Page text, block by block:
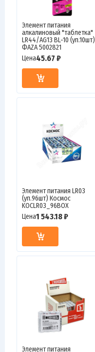
Элемент питания
алкалиновый "таблетка"
LR44/AG13 BL-10 (уп.10шт)
ФАZА 5002821
Цена45.67 ₽
Элемент питания LR03
(уп.96шт) Космос
KOCLR03_96BOX
Цена1 543.18 ₽
Элемент питания